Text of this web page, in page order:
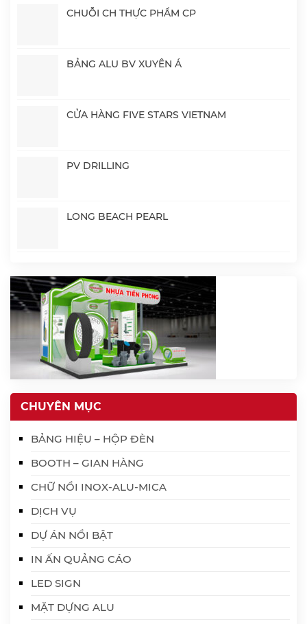
CHUỖI CH THỰC PHẨM CP
BẢNG ALU BV XUYÊN Á
CỬA HÀNG FIVE STARS VIETNAM
PV DRILLING
LONG BEACH PEARL
CHUYÊN MỤC
BẢNG HIỆU – HỘP ĐÈN
BOOTH – GIAN HÀNG
CHỮ NỔI INOX-ALU-MICA
DỊCH VỤ
DỰ ÁN NỔI BẬT
IN ẤN QUẢNG CÁO
LED SIGN
MẶT DỰNG ALU